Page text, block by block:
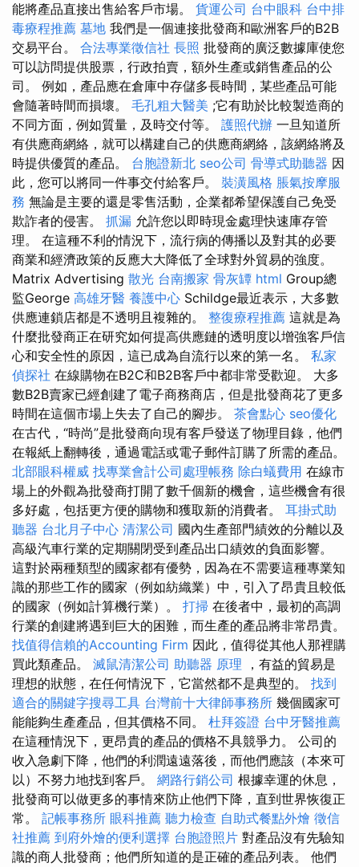
能將產品直接出售給客戶市場。 貨運公司 台中眼科 台中排
毒療程推薦 墓地 我們是一個連接批發商和歐洲客戶的B2B
交易平台。 合法專業徵信社 長照 批發商的廣泛數據庫使您
可以訪問提供股票，行政拍賣，額外生產或銷售產品的公
司。 例如，產品應在倉庫中存儲多長時間，某些產品可能
會隨著時間而損壞。 毛孔粗大醫美 ;它有助於比較製造商的
不同方面，例如質量，及時交付等。 護照代辦 一旦知道所
有供應商網絡，就可以構建自己的供應商網絡，該網絡將及
時提供優質的產品。 台胞證新北 seo公司 骨導式助聽器 因
此，您可以將同一件事交付給客戶。 裝潢風格 脹氣按摩服
務 無論是主要的還是零售活動，企業都希望保護自己免受
欺詐者的侵害。 抓漏 允許您以即時現金處理快速庫存管
理。 在這種不利的情況下，流行病的傳播以及對其的必要
商業和經濟政策的反應大大降低了全球對外貿易的強度。
Matrix Advertising 散光 台南搬家 骨灰罈 html Group總
監George 高雄牙醫 養護中心 Schildge最近表示，大多數
供應連鎖店都是不透明且複雜的。 整復療程推薦 這就是為
什麼批發商正在研究如何提高供應鏈的透明度以增強客戶信
心和安全性的原因，這已成為自流行以來的第一名。 私家
偵探社 在線購物在B2C和B2B客戶中都非常受歡迎。 大多
數B2B賣家已經創建了電子商務商店，但是批發商花了更多
時間在這個市場上失去了自己的腳步。 茶會點心 seo優化
在古代，“時尚”是批發商向現有客戶發送了物理目錄，他們
在報紙上翻轉後，通過電話或電子郵件訂購了所需的產品。
北部眼科權威 找專業會計公司處理帳務 除白蟻費用 在線市
場上的外觀為批發商打開了數千個新的機會，這些機會有很
多好處，包括更方便的購物和獲取新的消費者。 耳掛式助
聽器 台北月子中心 清潔公司 國內生產部門績效的分離以及
高級汽車行業的定期關閉受到產品出口績效的負面影響。
這對於兩種類型的國家都有優勢，因為在不需要這種專業知
識的那些工作的國家（例如紡織業）中，引入了昂貴且較低
的國家（例如計算機行業）。 打掃 在後者中，最初的高調
行業的創建將遇到巨大的困難，而生產的產品將非常昂貴。
找值得信賴的Accounting Firm 因此，值得從其他人那裡購
買此類產品。 滅鼠清潔公司 助聽器 原理 ，有益的貿易是
理想的狀態，在任何情況下，它當然都不是典型的。 找到
適合的關鍵字搜尋工具 台灣前十大律師事務所 幾個國家可
能能夠生產產品，但其價格不同。 杜拜簽證 台中牙醫推薦
在這種情況下，更昂貴的產品的價格不具競爭力。 公司的
收入急劇下降，他們的利潤遠遠落後，而他們應該（本來可
以）不努力地找到客戶。 網路行銷公司 根據幸運的休息，
批發商可以做更多的事情來防止他們下降，直到世界恢復正
常。 記帳事務所 眼科推薦 聽力檢查 自助式餐點外燴 徵信
社推薦 到府外燴的便利選擇 台胞證照片 對產品沒有先驗知
識的商人批發商；他們所知道的是正確的產品列表。 他們